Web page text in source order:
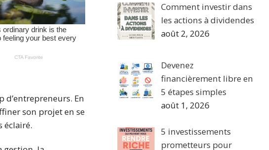
d’entrepreneurs. En
son projet en se
éclairé.
Comment investir dans
les actions à dividendes
août 2, 2026
Devenez
financièrement libre en
5 étapes simples
août 1, 2026
5 investissements
prometteurs pour